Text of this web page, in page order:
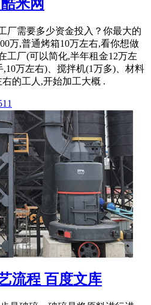
米网
厂需要多少资金投入？你最大的
万,普通烤箱10万左右,看你想做
工厂(可以简化,半年租金12万左
万左右)、搅拌机(1万多)、材料
的工人,开始加工大概 .
流程 百度文库